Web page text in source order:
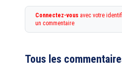
Connectez-vous avec votre
un commentaire
Tous les